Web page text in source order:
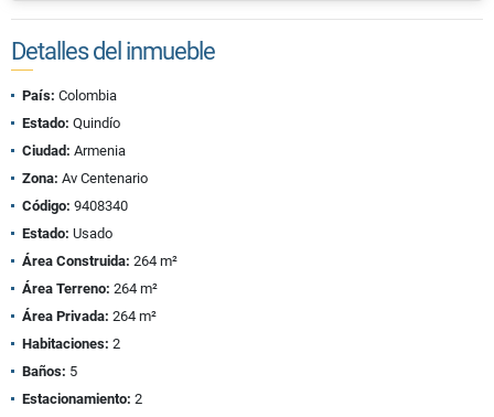
Detalles del inmueble
País: Colombia
Estado: Quindío
Ciudad: Armenia
Zona: Av Centenario
Código: 9408340
Estado: Usado
Área Construida: 264 m²
Área Terreno: 264 m²
Área Privada: 264 m²
Habitaciones: 2
Baños: 5
Estacionamiento: 2